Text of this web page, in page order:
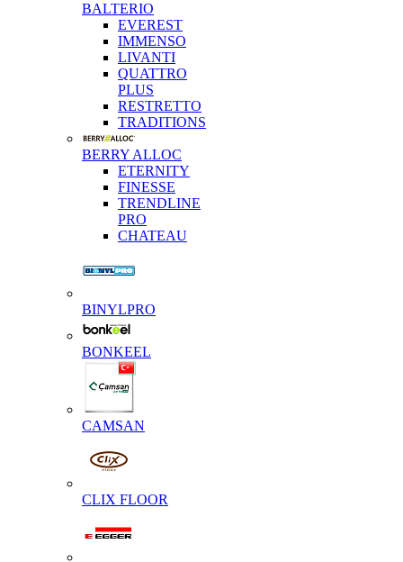
BALTERIO
EVEREST
IMMENSO
LIVANTI
QUATTRO
PLUS
RESTRETTO
TRADITIONS
BERRY ALLOC
ETERNITY
FINESSE
TRENDLINE
PRO
CHATEAU
BINYLPRO
BONKEEL
CAMSAN
CLIX FLOOR